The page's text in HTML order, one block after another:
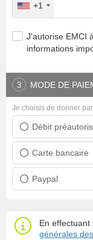
+1
J'autorise EMCI
informations
3 MODE DE
Débit
Prélèvement
Carte bancaire
Carte bancaire
Paypal
Paypal
Je choisis de donner
En
générales